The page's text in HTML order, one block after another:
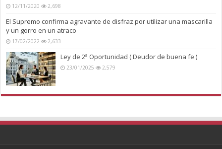
12/11/2020 2,698
El Supremo confirma agravante de disfraz por utilizar una mascarilla
y un gorro en un atraco
17/02/2022 2,633
Ley de 2ª Oportunidad ( Deudor de buena fe )
23/01/2025 2,579